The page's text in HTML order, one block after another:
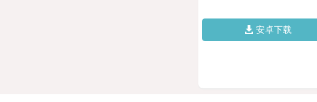
安卓下载